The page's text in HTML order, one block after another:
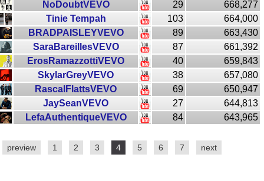
NoDoubtVEVO
29
668,277
Tinie Tempah
103
664,000
BRADPAISLEYVEVO
89
663,430
SaraBareillesVEVO
87
661,392
ErosRamazzottiVEVO
40
659,843
SkylarGreyVEVO
38
657,080
RascalFlattsVEVO
69
650,947
JaySeanVEVO
27
644,813
LefaAuthentiqueVEVO
84 643,965
preview 1 2 3 4 5 6 7 next